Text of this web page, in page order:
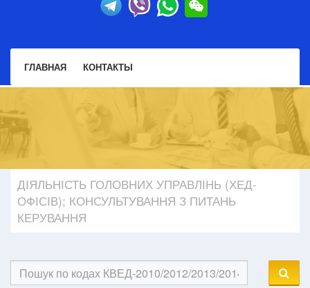
ГЛАВНАЯ КОНТАКТЫ
ДІЯЛЬНІСТЬ ГОЛОВНИХ УПРАВЛІНЬ (ХЕД-
ОФІСІВ); КОНСУЛЬТУВАННЯ З ПИТАНЬ
КЕРУВАННЯ